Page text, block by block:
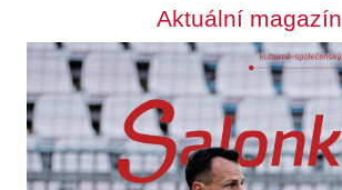
Aktuální magazín